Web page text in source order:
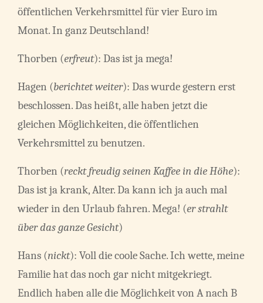
öffentlichen Verkehrsmittel für vier Euro im
Monat. In ganz Deutschland!
Thorben (erfreut): Das ist ja mega!
Hagen (berichtet weiter): Das wurde gestern erst
beschlossen. Das heißt, alle haben jetzt die
gleichen Möglichkeiten, die öffentlichen
Verkehrsmittel zu benutzen.
Thorben (reckt freudig seinen Kaffee in die Höhe):
Das ist ja krank, Alter. Da kann ich ja auch mal
wieder in den Urlaub fahren. Mega! (er strahlt
über das ganze Gesicht)
Hans (nickt): Voll die coole Sache. Ich wette, meine
Familie hat das noch gar nicht mitgekriegt.
Endlich haben alle die Möglichkeit von A nach B